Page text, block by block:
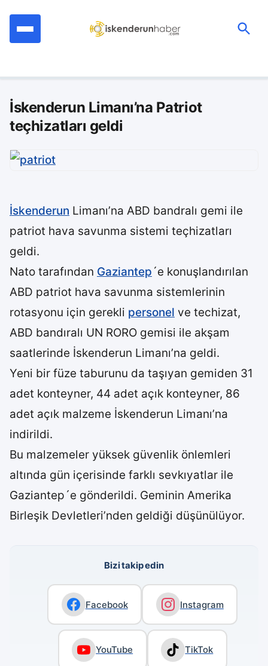
İskenderun Limanı’na Patriot
teçhizatları geldi
İskenderun Limanı’na ABD bandralı gemi ile
patriot hava savunma sistemi teçhizatları
geldi.
Nato tarafından Gaziantep ´e konuşlandırılan
ABD patriot hava savunma sistemlerinin
rotasyonu için gerekli personel ve techizat,
ABD bandıralı UN RORO gemisi ile akşam
saatlerinde İskenderun Limanı’na geldi.
Yeni bir füze taburunu da taşıyan gemiden 31
adet konteyner, 44 adet açık konteyner, 86
adet açık malzeme İskenderun Limanı’na
indirildi.
Bu malzemeler yüksek güvenlik önlemleri
altında gün içerisinde farklı sevkıyatlar ile
Gaziantep´e gönderildi. Geminin Amerika
Birleşik Devletleri’nden geldiği düşünülüyor.
Bizi takip edin
Facebook Instagram
YouTube TikTok